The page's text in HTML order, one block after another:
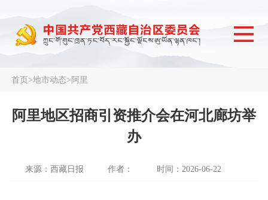
首页>地市动态>阿里
阿里地区招商引资推介会在河北廊坊举
办
来源：西藏日报 作者： 时间：2026-06-22